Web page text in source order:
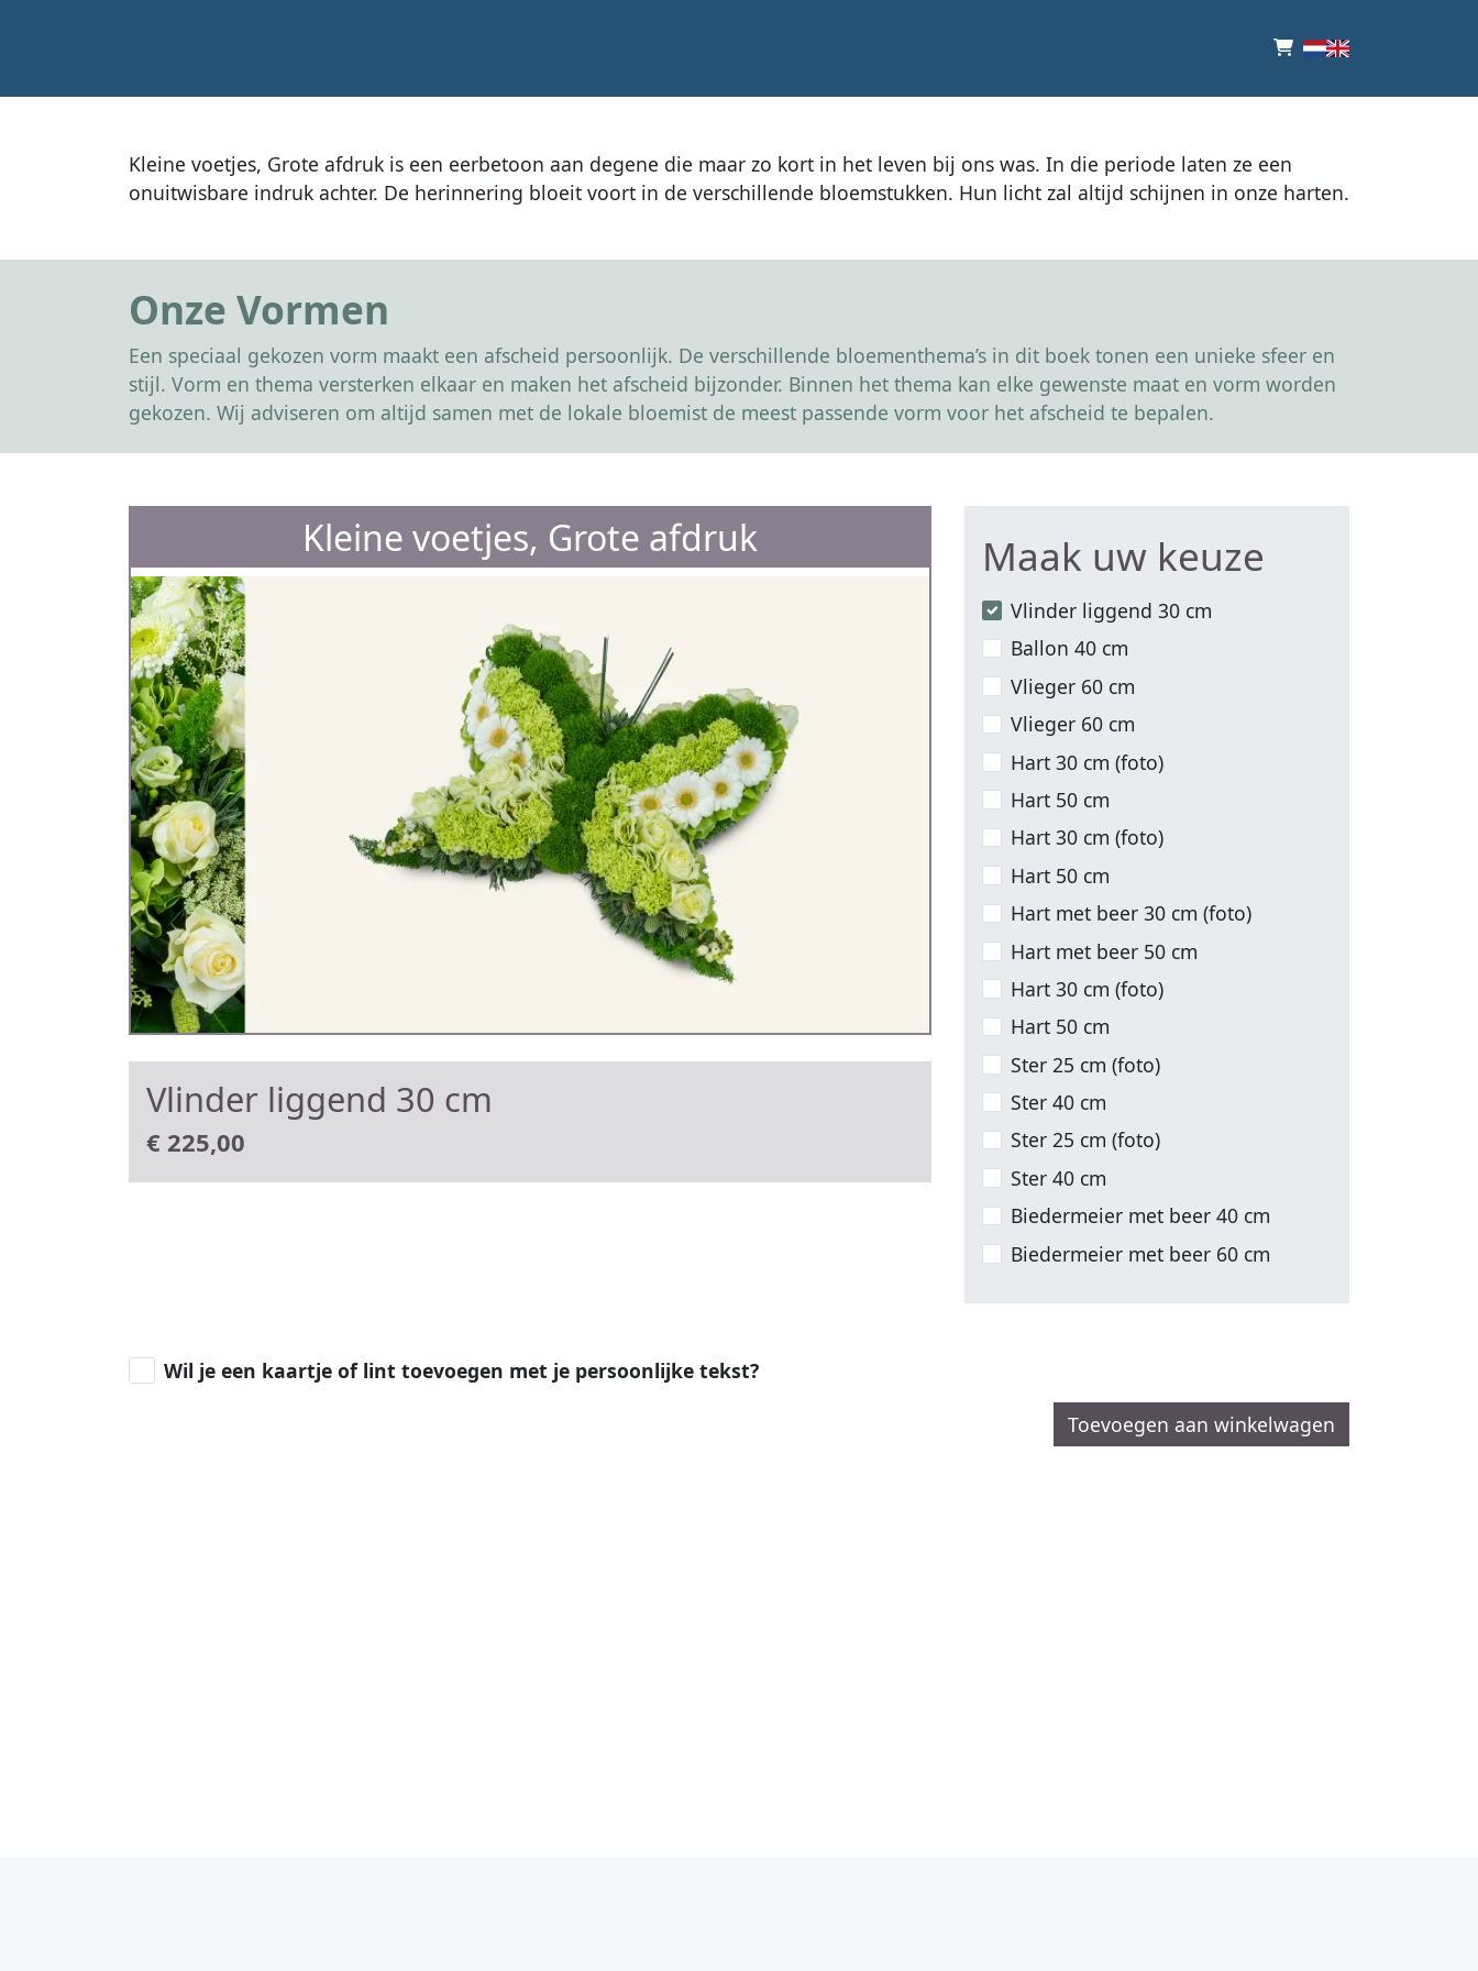
Kleine voetjes, Grote afdruk is een eerbetoon aan degene die maar zo kort in het leven bij ons was. In die periode laten ze een
onuitwisbare indruk achter. De herinnering bloeit voort in de verschillende bloemstukken. Hun licht zal altijd schijnen in onze harten.
Onze Vormen
Een speciaal gekozen vorm maakt een afscheid persoonlijk. De verschillende bloementhema’s in dit boek tonen een unieke sfeer en
stijl. Vorm en thema versterken elkaar en maken het afscheid bijzonder. Binnen het thema kan elke gewenste maat en vorm worden
gekozen. Wij adviseren om altijd samen met de lokale bloemist de meest passende vorm voor het afscheid te bepalen.
Kleine voetjes, Grote afdruk
Vlinder liggend 30 cm
€ 225,00
Maak uw keuze
Vlinder liggend 30 cm
Ballon 40 cm
Vlieger 60 cm
Vlieger 60 cm
Hart 30 cm (foto)
Hart 50 cm
Hart 30 cm (foto)
Hart 50 cm
Hart met beer 30 cm (foto)
Hart met beer 50 cm
Hart 30 cm (foto)
Hart 50 cm
Ster 25 cm (foto)
Ster 40 cm
Ster 25 cm (foto)
Ster 40 cm
Biedermeier met beer 40 cm
Biedermeier met beer 60 cm
Wil je een kaartje of lint toevoegen met je persoonlijke tekst?
Toevoegen aan winkelwagen